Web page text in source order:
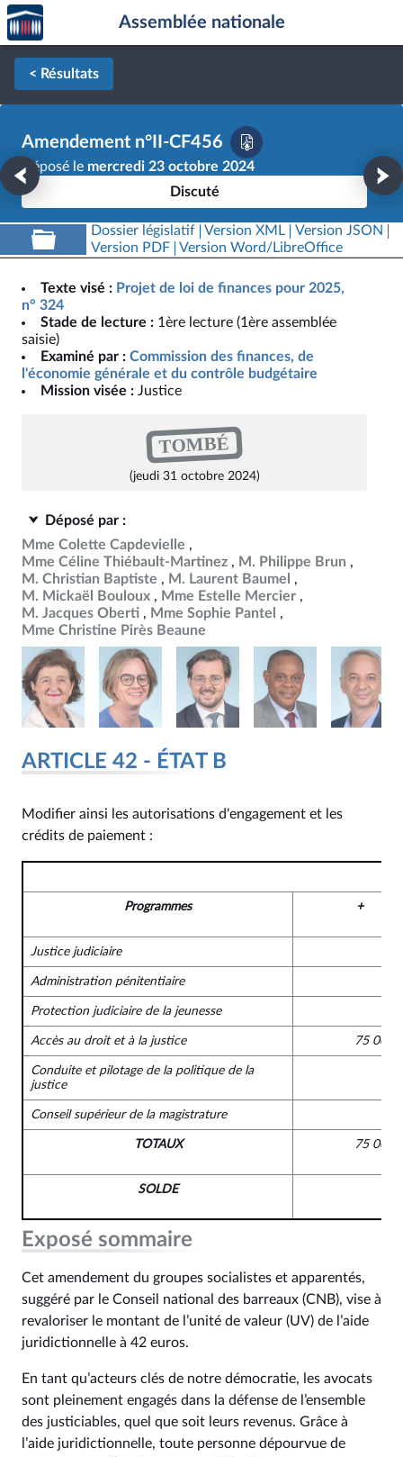
Aller au contenu
Aller en bas de la page
Accèder
à la
page
d'accueil
Assemblée nationale
< Résultats
Amendement n°II-CF456
Déposé le mercredi 23 octobre 2024
Discuté
Dossier législatif Version XML
Version JSON
Version PDF
Version Word/LibreOffice
Texte visé : Projet de loi de finances pour 2025,
n° 324
Stade de lecture : 1ère lecture (1ère assemblée
saisie)
Examiné par : Commission des finances, de
l'économie générale et du contrôle budgétaire
Mission visée : Justice
TOMBÉ
(jeudi 31 octobre 2024)
Déposé par :
Mme Colette Capdevielle
Mme Céline Thiébault-Martinez
M. Philippe Brun
M. Christian Baptiste
M. Laurent Baumel
M. Mickaël Bouloux
Mme Estelle Mercier
M. Jacques Oberti
Mme Sophie Pantel
Mme Christine Pirès Beaune
ARTICLE 42 - ÉTAT B
Modifier ainsi les autorisations d'engagement et les
crédits de paiement :
Programmes +
Justice judiciaire
Administration pénitentiaire
Protection judiciaire de la jeunesse
Accès au droit et à la justice 75 000
Conduite et pilotage de la politique de la
justice
Conseil supérieur de la magistrature
TOTAUX 75 000
SOLDE
Exposé sommaire
Cet amendement du groupes socialistes et apparentés,
suggéré par le Conseil national des barreaux (CNB), vise à
revaloriser le montant de l’unité de valeur (UV) de l’aide
juridictionnelle à 42 euros.
En tant qu’acteurs clés de notre démocratie, les avocats
sont pleinement engagés dans la défense de l’ensemble
des justiciables, quel que soit leurs revenus. Grâce à
l’aide juridictionnelle, toute personne dépourvue de